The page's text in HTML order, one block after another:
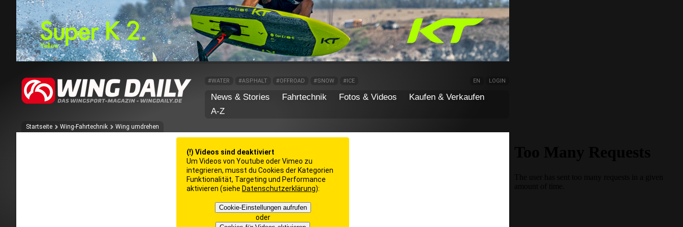
#WATER #ASPHALT #OFFROAD #SNOW #ICE EN LOGIN
News & Stories Fahrtechnik Fotos & Videos
Kaufen & Verkaufen
A-Z
Startseite Wing-Fahrtechnik Wing umdrehen
(!) Videos sind deaktiviert
Um Videos von Youtube oder Vimeo zu
integrieren, musst du Cookies der Kategorien
Funktionalität, Targeting und Performance
aktivieren (siehe Datenschutzerklärung):
Cookie-Einstellungen aufrufen
oder